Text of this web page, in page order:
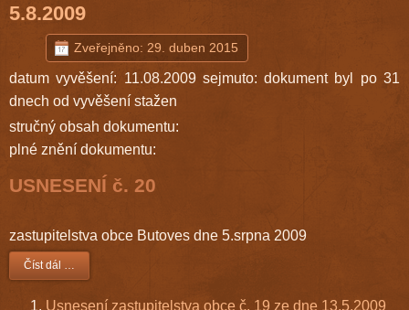
5.8.2009
Zveřejněno: 29. duben 2015
datum vyvěšení: 11.08.2009 sejmuto: dokument byl po 31
dnech od vyvěšení stažen
stručný obsah dokumentu:
plné znění dokumentu:
USNESENÍ č. 20
zastupitelstva obce Butoves dne 5.srpna 2009
Číst dál …
Usnesení zastupitelstva obce č. 19 ze dne 13.5.2009